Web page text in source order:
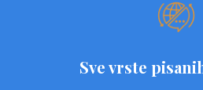
Sve vrste